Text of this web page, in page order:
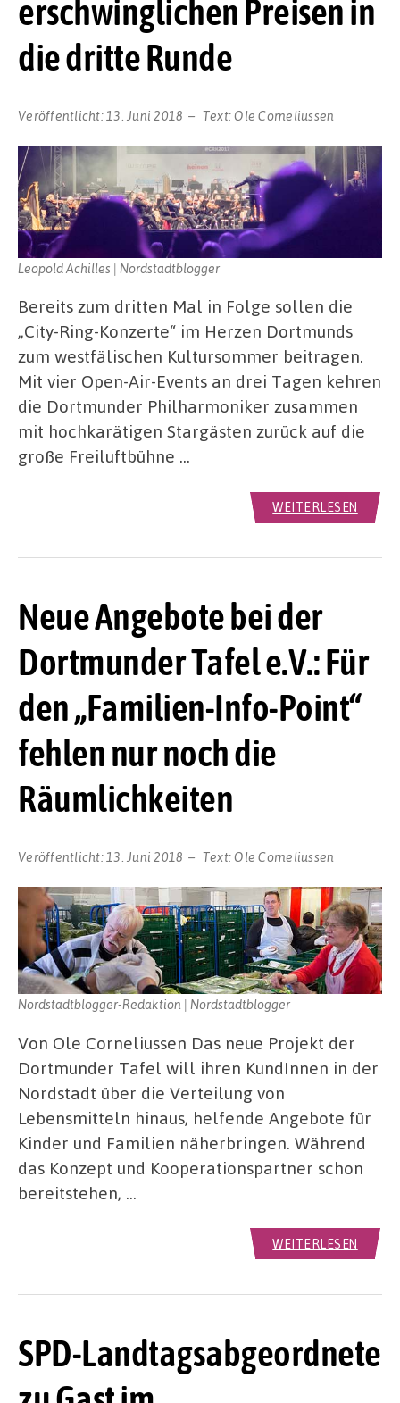
erschwinglichen Preisen in
die dritte Runde
Veröffentlicht: 13. Juni 2018 Text:Ole Corneliussen
Leopold Achilles | Nordstadtblogger
Bereits zum dritten Mal in Folge sollen die
„City-Ring-Konzerte“ im Herzen Dortmunds
zum westfälischen Kultursommer beitragen.
Mit vier Open-Air-Events an drei Tagen kehren
die Dortmunder Philharmoniker zusammen
mit hochkarätigen Stargästen zurück auf die
große Freiluftbühne …
WEITERLESEN
Neue Angebote bei der
Dortmunder Tafel e.V.: Für
den „Familien-Info-Point“
fehlen nur noch die
Räumlichkeiten
Veröffentlicht: 13. Juni 2018 Text:Ole Corneliussen
Nordstadtblogger-Redaktion | Nordstadtblogger
Von Ole Corneliussen Das neue Projekt der
Dortmunder Tafel will ihren KundInnen in der
Nordstadt über die Verteilung von
Lebensmitteln hinaus, helfende Angebote für
Kinder und Familien näherbringen. Während
das Konzept und Kooperationspartner schon
bereitstehen, …
WEITERLESEN
SPD-Landtagsabgeordnete